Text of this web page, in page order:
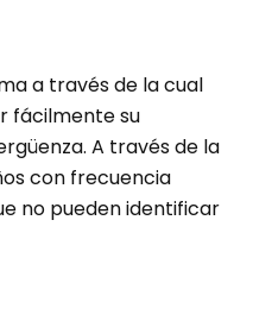
a través de la cual
fácilmente su
A través de la
con frecuencia
no pueden identificar